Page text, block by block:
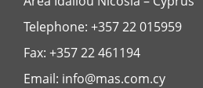
Telephone: +357 22 015959
Fax: +357 22 461194
Email: info@mas.com.cy